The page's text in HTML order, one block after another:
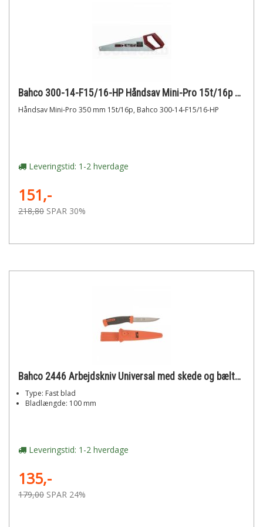
Bahco 300-14-F15/16-HP Håndsav Mini-Pro 15t/16p 350 mm
Håndsav Mini-Pro 350 mm 15t/16p, Bahco 300-14-F15/16-HP
Leveringstid: 1-2 hverdage
151,-
218,80 SPAR 30%
Bahco 2446 Arbejdskniv Universal med skede og bælteclips
Type: Fast blad
Bladlængde: 100 mm
Leveringstid: 1-2 hverdage
135,-
179,00 SPAR 24%